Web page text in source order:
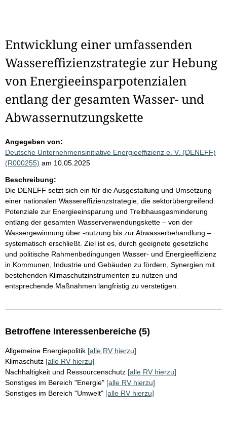
Entwicklung einer umfassenden
Wassereffizienzstrategie zur Hebung
von Energieeinsparpotenzialen
entlang der gesamten Wasser- und
Abwassernutzungskette
Angegeben von:
Deutsche Unternehmensinitiative Energieeffizienz e. V. (DENEFF)
(R000255) am 10.05.2025
Beschreibung:
Die DENEFF setzt sich ein für die Ausgestaltung und Umsetzung
einer nationalen Wassereffizienzstrategie, die sektorübergreifend
Potenziale zur Energieeinsparung und Treibhausgasminderung
entlang der gesamten Wasserverwendungskette – von der
Wassergewinnung über -nutzung bis zur Abwasserbehandlung –
systematisch erschließt. Ziel ist es, durch geeignete gesetzliche
und politische Rahmenbedingungen Wasser- und Energieeffizienz
in Kommunen, Industrie und Gebäuden zu fördern, Synergien mit
bestehenden Klimaschutzinstrumenten zu nutzen und
entsprechende Maßnahmen langfristig zu verstetigen.
Betroffene Interessenbereiche (5)
Allgemeine Energiepolitik [alle RV hierzu]
Klimaschutz [alle RV hierzu]
Nachhaltigkeit und Ressourcenschutz [alle RV hierzu]
Sonstiges im Bereich "Energie" [alle RV hierzu]
Sonstiges im Bereich "Umwelt" [alle RV hierzu]